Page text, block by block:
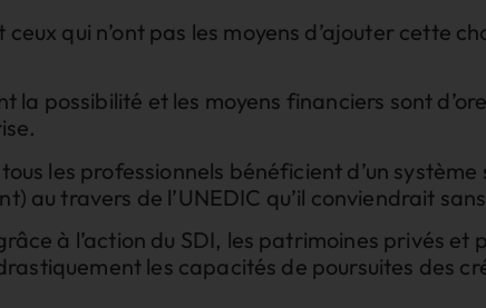
qui n’ont pas les moyens d’ajouter cette
la possibilité et les moyens financiers sont
les professionnels bénéficient d’un
au travers de l’UNEDIC qu’il conviendrait
à l’action du SDI, les patrimoines privés
les capacités de poursuites des